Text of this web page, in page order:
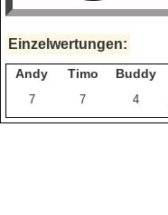
Einzelwertungen:
Andy Timo Buddy
7 7 4